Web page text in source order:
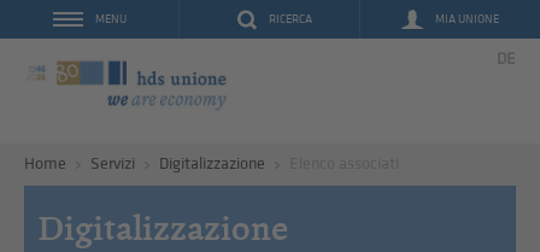
RICERCA MIA UNIONE
MENU
DE
Home Servizi Digitalizzazione
Digitalizzazione